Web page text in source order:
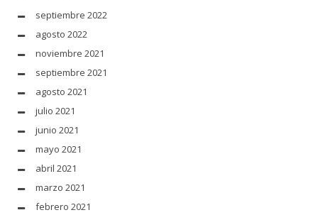
septiembre 2022
agosto 2022
noviembre 2021
septiembre 2021
agosto 2021
julio 2021
junio 2021
mayo 2021
abril 2021
marzo 2021
febrero 2021